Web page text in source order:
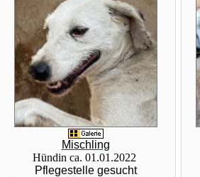
Mischling
Hündin ca. 01.01.2022
Pflegestelle gesucht